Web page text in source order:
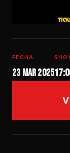
FECHA
23 mar 2025